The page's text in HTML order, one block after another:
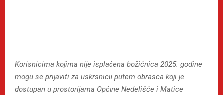
Korisnicima kojima nije isplaćena božićnica 2025. godine
mogu se prijaviti za uskrsnicu putem obrasca koji je
dostupan u prostorijama Općine Nedelišće i Matice